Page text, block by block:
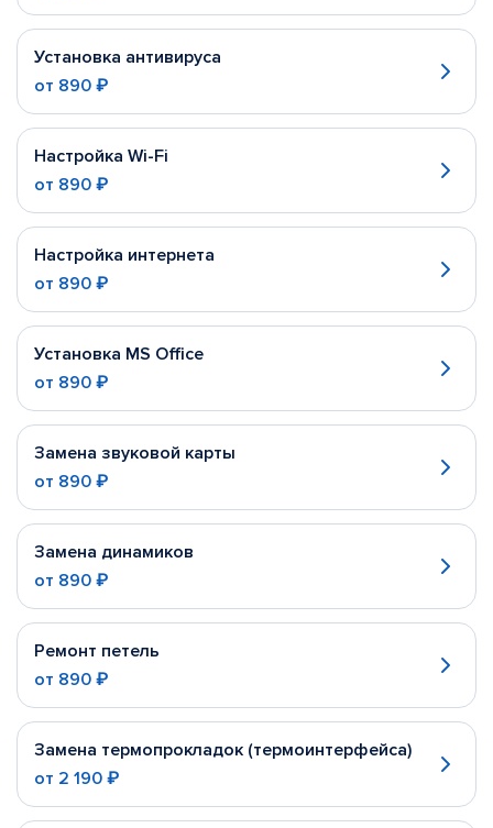
Установка антивируса
от 890 ₽
Настройка Wi-Fi
от 890 ₽
Настройка интернета
от 890 ₽
Установка MS Office
от 890 ₽
Замена звуковой карты
от 890 ₽
Замена динамиков
от 890 ₽
Ремонт петель
от 890 ₽
Замена термопрокладок (термоинтерфейса)
от 2 190 ₽